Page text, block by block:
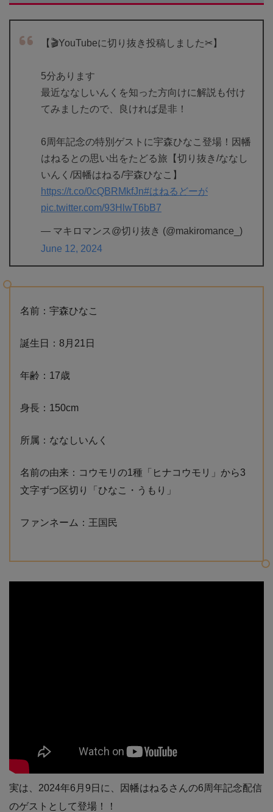
【🎬YouTubeに切り抜き投稿しました✂】
5分あります
最近ななしいんくを知った方向けに解説も付け
てみましたので、良ければ是非！
6周年記念の特別ゲストに宇森ひなこ登場！因幡
はねるとの思い出をたどる旅【切り抜き/ななし
いんく/因幡はねる/宇森ひなこ】
https://t.co/0cQBRMkfJn#はねるどーが
pic.twitter.com/93HlwT6bB7
— マキロマンス@切り抜き (@makiromance_)
June 12, 2024
名前：宇森ひなこ
誕生日：8月21日
年齢：17歳
身長：150cm
所属：ななしいんく
名前の由来：コウモリの1種「ヒナコウモリ」から3
文字ずつ区切り「ひなこ・うもり」
ファンネーム：王国民
実は、2024年6月9日に、因幡はねるさんの6周年記念配信
のゲストとして登場！！